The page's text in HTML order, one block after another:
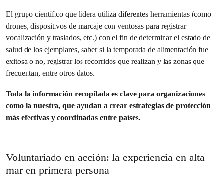
El grupo científico que lidera utiliza diferentes herramientas (como
drones, dispositivos de marcaje con ventosas para registrar
vocalización y traslados, etc.) con el fin de determinar el estado de
salud de los ejemplares, saber si la temporada de alimentación fue
exitosa o no, registrar los recorridos que realizan y las zonas que
frecuentan, entre otros datos.
Toda la información recopilada es clave para organizaciones
como la nuestra, que ayudan a crear estrategias de protección
más efectivas y coordinadas entre países.
Voluntariado en acción: la experiencia en alta
mar en primera persona